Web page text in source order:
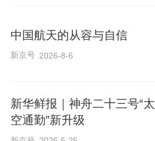
中国航天的从容与自信
新京号 2026-8-6
新华鲜报｜神舟二十三号“太
空通勤”新升级